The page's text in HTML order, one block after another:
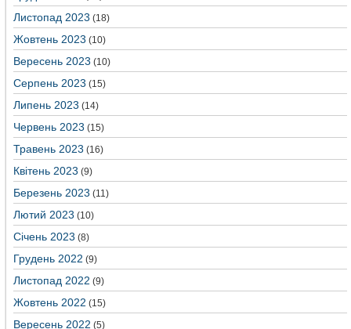
Листопад 2023 (18)
Жовтень 2023 (10)
Вересень 2023 (10)
Серпень 2023 (15)
Липень 2023 (14)
Червень 2023 (15)
Травень 2023 (16)
Квітень 2023 (9)
Березень 2023 (11)
Лютий 2023 (10)
Січень 2023 (8)
Грудень 2022 (9)
Листопад 2022 (9)
Жовтень 2022 (15)
Вересень 2022 (5)